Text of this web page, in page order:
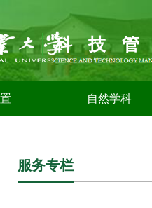
科技
自然学科
服务专栏